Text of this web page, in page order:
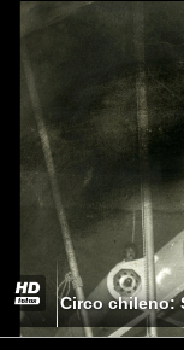
Circo chileno: